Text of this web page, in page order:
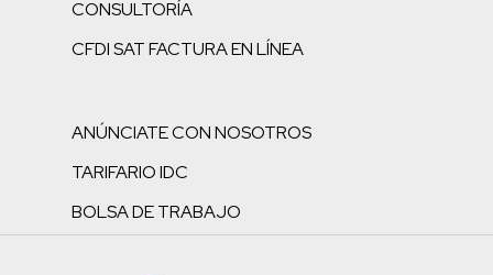
CONSULTORÍA
CFDI SAT FACTURA EN LÍNEA
ANÚNCIATE CON NOSOTROS
TARIFARIO IDC
BOLSA DE TRABAJO